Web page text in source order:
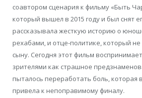
соавтором сценария к фильму «Быть
который вышел в 2015 году и был снят
рассказывала жесткую историю о
рехабами, и отце-политике, который
сыну. Сегодня этот фильм
зрителями как страшное
пыталось переработать боль, которая
привела к непоправимому финалу.